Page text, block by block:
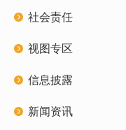
社会责任
视图专区
信息披露
新闻资讯